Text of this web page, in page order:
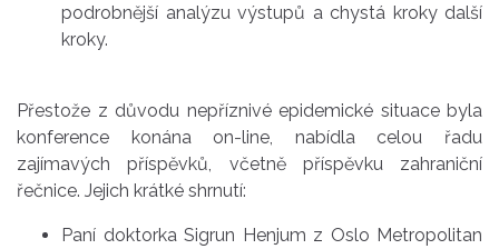
podrobnější analýzu výstupů a chystá kroky další
kroky.
Přestože z důvodu nepříznivé epidemické situace byla
konference konána on-line, nabídla celou řadu
zajímavých příspěvků, včetně příspěvku zahraniční
řečnice. Jejich krátké shrnutí:
Paní doktorka Sigrun Henjum z Oslo Metropolitan